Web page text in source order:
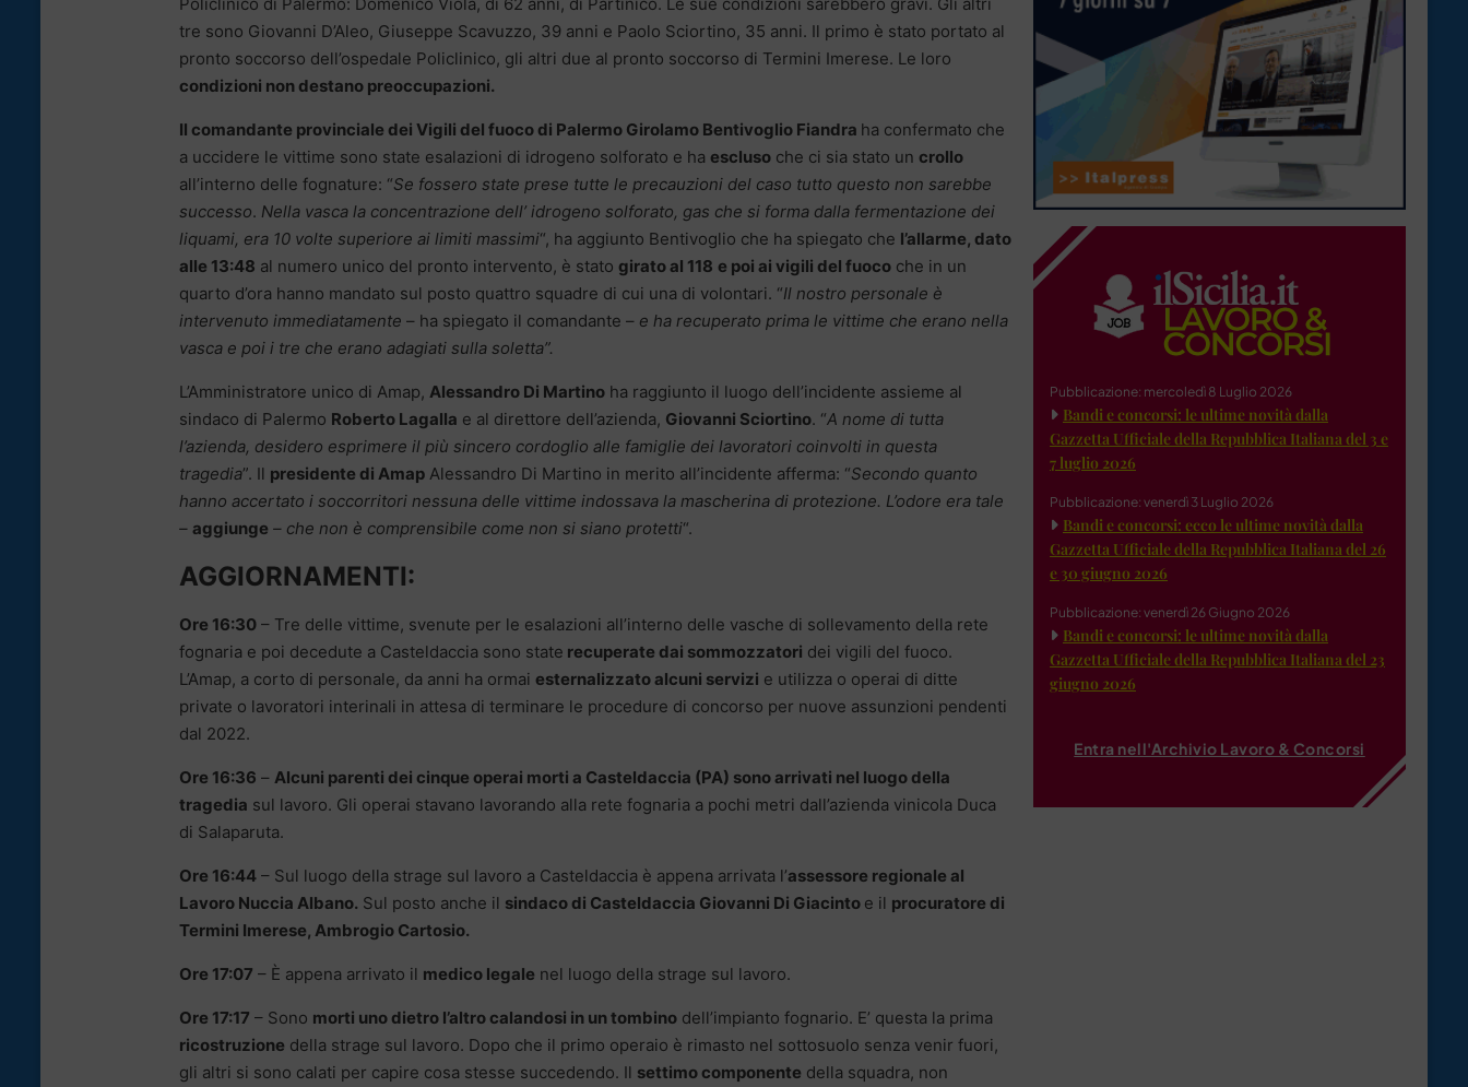
tre sono Giovanni D’Aleo, Giuseppe Scavuzzo, 39 anni e Paolo Sciortino, 35 anni. Il primo è stato portato al
pronto soccorso dell’ospedale Policlinico, gli altri due al pronto soccorso di Termini Imerese. Le loro
condizioni non destano preoccupazioni.
Il comandante provinciale dei Vigili del fuoco di Palermo Girolamo Bentivoglio Fiandra ha confermato che
a uccidere le vittime sono state esalazioni di idrogeno solforato e ha escluso che ci sia stato un crollo
all’interno delle fognature: “Se fossero state prese tutte le precauzioni del caso tutto questo non sarebbe
successo. Nella vasca la concentrazione dell’ idrogeno solforato, gas che si forma dalla fermentazione dei
liquami, era 10 volte superiore ai limiti massimi“, ha aggiunto Bentivoglio che ha spiegato che l’allarme, dato
alle 13:48 al numero unico del pronto intervento, è stato girato al 118 e poi ai vigili del fuoco che in un
quarto d’ora hanno mandato sul posto quattro squadre di cui una di volontari. “Il nostro personale è
intervenuto immediatamente – ha spiegato il comandante – e ha recuperato prima le vittime che erano nella
vasca e poi i tre che erano adagiati sulla soletta”.
L’Amministratore unico di Amap, Alessandro Di Martino ha raggiunto il luogo dell’incidente assieme al
sindaco di Palermo Roberto Lagalla e al direttore dell’azienda, Giovanni Sciortino. “A nome di tutta
l’azienda, desidero esprimere il più sincero cordoglio alle famiglie dei lavoratori coinvolti in questa
tragedia”. Il presidente di Amap Alessandro Di Martino in merito all’incidente afferma: “Secondo quanto
hanno accertato i soccorritori nessuna delle vittime indossava la mascherina di protezione. L’odore era tale
– aggiunge – che non è comprensibile come non si siano protetti“.
AGGIORNAMENTI:
Ore 16:30 – Tre delle vittime, svenute per le esalazioni all’interno delle vasche di sollevamento della rete
fognaria e poi decedute a Casteldaccia sono state recuperate dai sommozzatori dei vigili del fuoco.
L’Amap, a corto di personale, da anni ha ormai esternalizzato alcuni servizi e utilizza o operai di ditte
private o lavoratori interinali in attesa di terminare le procedure di concorso per nuove assunzioni pendenti
dal 2022.
Ore 16:36 – Alcuni parenti dei cinque operai morti a Casteldaccia (PA) sono arrivati nel luogo della
tragedia sul lavoro. Gli operai stavano lavorando alla rete fognaria a pochi metri dall’azienda vinicola Duca
di Salaparuta.
Ore 16:44 – Sul luogo della strage sul lavoro a Casteldaccia è appena arrivata l’assessore regionale al
Lavoro Nuccia Albano. Sul posto anche il sindaco di Casteldaccia Giovanni Di Giacinto e il procuratore di
Termini Imerese, Ambrogio Cartosio.
Ore 17:07 – È appena arrivato il medico legale nel luogo della strage sul lavoro.
Ore 17:17 – Sono morti uno dietro l’altro calandosi in un tombino dell’impianto fognario. E’ questa la prima
ricostruzione della strage sul lavoro. Dopo che il primo operaio è rimasto nel sottosuolo senza venir fuori,
gli altri si sono calati per capire cosa stesse succedendo. Il settimo componente della squadra, non
Pubblicazione: mercoledì 8 Luglio 2026
Bandi e concorsi: le ultime novità dalla
Gazzetta Ufficiale della Repubblica Italiana del 3 e
7 luglio 2026
Pubblicazione: venerdì 3 Luglio 2026
Bandi e concorsi: ecco le ultime novità dalla
Gazzetta Ufficiale della Repubblica Italiana del 26
e 30 giugno 2026
Pubblicazione: venerdì 26 Giugno 2026
Bandi e concorsi: le ultime novità dalla
Gazzetta Ufficiale della Repubblica Italiana del 23
giugno 2026
Entra nell'Archivio Lavoro & Concorsi